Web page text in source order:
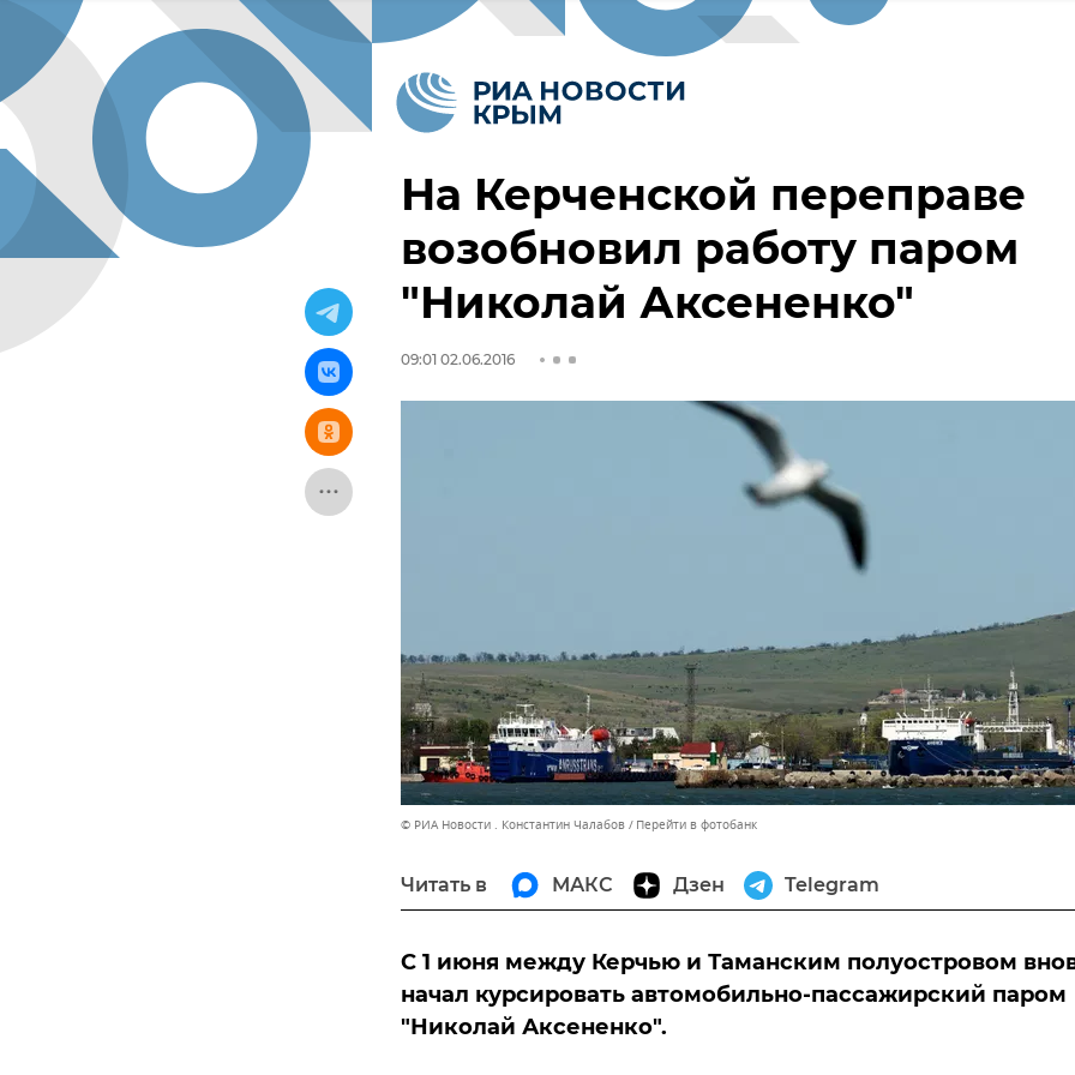
На Керченской переправе
возобновил работу паром
"Николай Аксененко"
09:01 02.06.2016
© РИА Новости . Константин Чалабов Перейти в фотобанк
Читать в МАКС Дзен Telegram
С 1 июня между Керчью и Таманским полуостровом
начал курсировать автомобильно-пассажирский паром
"Николай Аксененко".